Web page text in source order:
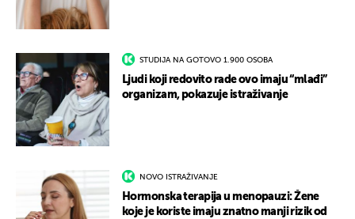
STUDIJA NA GOTOVO 1.900 OSOBA
Ljudi koji redovito rade ovo imaju “mlađi”
organizam, pokazuje istraživanje
NOVO ISTRAŽIVANJE
Hormonska terapija u menopauzi: Žene
koje je koriste imaju znatno manji rizik od